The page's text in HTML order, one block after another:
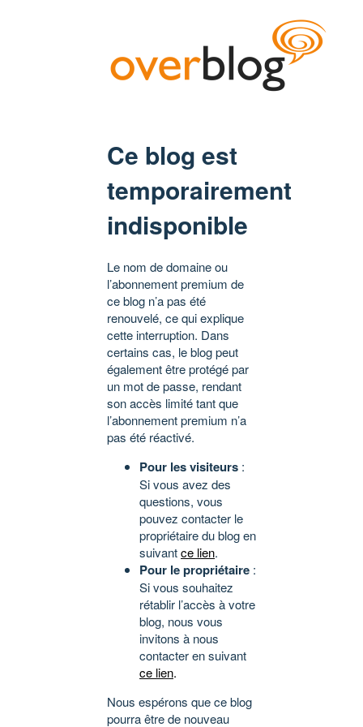
Ce blog est
temporairement
indisponible
Le nom de domaine ou
l’abonnement premium de
ce blog n’a pas été
renouvelé, ce qui explique
cette interruption. Dans
certains cas, le blog peut
également être protégé par
un mot de passe, rendant
son accès limité tant que
l’abonnement premium n’a
pas été réactivé.
Pour les visiteurs :
Si vous avez des
questions, vous
pouvez contacter le
propriétaire du blog en
suivantce lien.
Pour le propriétaire :
Si vous souhaitez
rétablir l’accès à votre
blog, nous vous
invitons à nous
contacter en suivant
ce lien.
Nous espérons que ce blog
pourra être de nouveau